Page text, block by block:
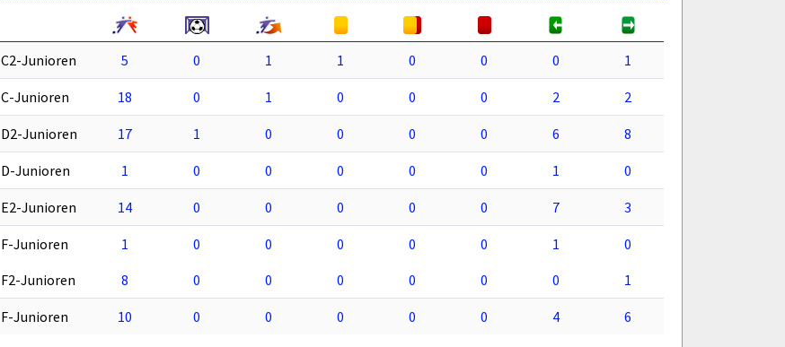
C2-Junioren 5 0 1 1 0 0 0 1
C-Junioren 18 0 1 0 0 0 2 2
D2-Junioren 17 1 0 0 0 0 6 8
D-Junioren 1 0 0 0 0 0 1 0
E2-Junioren 14 0 0 0 0 0 7 3
F-Junioren 1 0 0 0 0 0 1
0
F2-Junioren
8 0 0 0 0 0 0 1
F-Junioren 10 0 0 0 0 0 4 6